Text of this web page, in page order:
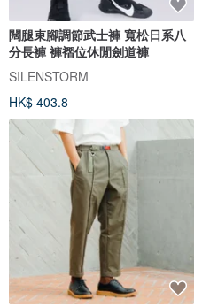
闊腿束腳調節武士褲 寬松日系八
分長褲 褲褶位休閒劍道褲
SILENSTORM
HK$ 403.8